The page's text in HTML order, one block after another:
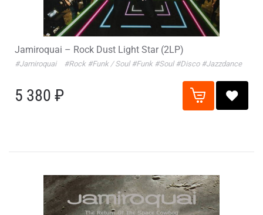
Jamiroquai – Rock Dust Light Star (2LP)
#Jamiroquai #Rock #Funk / Soul #Funk #Soul #Disco #Jazzdance
5 380 ₽